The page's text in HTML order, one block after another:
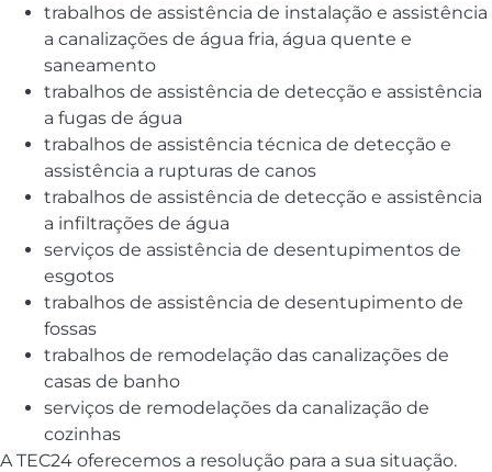
trabalhos de assistência de instalação e assistência
a canalizações de água fria, água quente e
saneamento
trabalhos de assistência de detecção e assistência
a fugas de água
trabalhos de assistência técnica de detecção e
assistência a rupturas de canos
trabalhos de assistência de detecção e assistência
a infiltrações de água
serviços de assistência de desentupimentos de
esgotos
trabalhos de assistência de desentupimento de
fossas
trabalhos de remodelação das canalizações de
casas de banho
serviços de remodelações da canalização de
cozinhas
A TEC24 oferecemos a resolução para a sua situação.